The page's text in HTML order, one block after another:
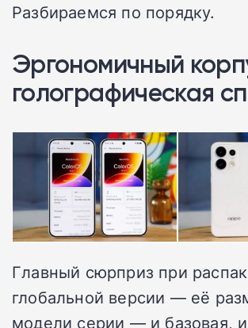
Разбираемся по порядку.
Эргономичный
голографическая
Главный сюрприз при
глобальной версии — её
модели серии — и базовая,